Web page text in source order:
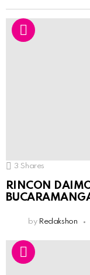
3 Shares
RINCON
by Redakshon